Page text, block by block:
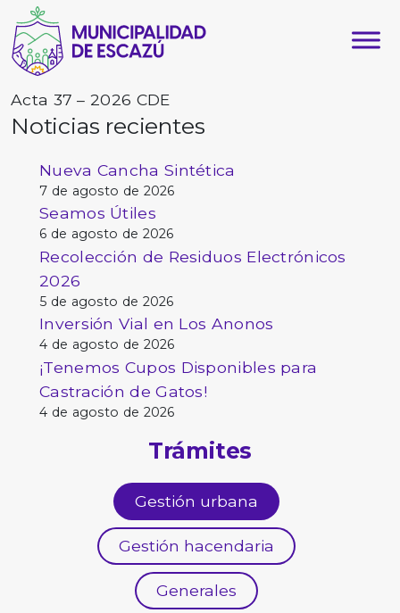
Acta 37 – 2026 CDE
Noticias recientes
Nueva Cancha Sintética
7 de agosto de 2026
Seamos Útiles
6 de agosto de 2026
Recolección de Residuos Electrónicos
2026
5 de agosto de 2026
Inversión Vial en Los Anonos
4 de agosto de 2026
¡Tenemos Cupos Disponibles para
Castración de Gatos!
4 de agosto de 2026
Trámites
Gestión urbana
Gestión hacendaria
Generales